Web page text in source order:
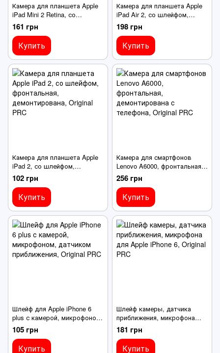
Камера для планшета Apple
iPad Mini 2 Retina, со
шлейфом, основная,
демонтирована
161 грн
Купить
Камера для планшета Apple
iPad Air 2, со шлейфом,
фронтальная,
демонтирована
198 грн
Купить
Камера для планшета Apple
iPad 2, со шлейфом,
фронтальная,
демонтирована
102 грн
Купить
Камера для смартфонов
Lenovo A6000, фронтальная,
демонтирована с телефона
256 грн
Купить
Шлейф для Apple iPhone 6
plus с камерой, микрофоном,
датчиком приближения
105 грн
Купить
Шлейф камеры, датчика
приближения, микрофона
для Apple iPhone 6
181 грн
Купить